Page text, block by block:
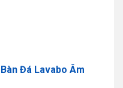
Bàn Đá Lavabo Âm